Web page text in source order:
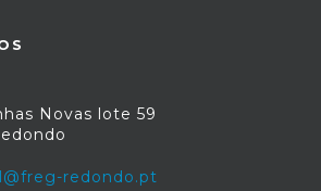
Novas lote 59
redondo.pt